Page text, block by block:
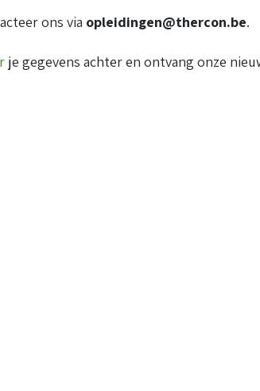
ons via opleidingen@thercon.be.
je gegevens achter en ontvang onze